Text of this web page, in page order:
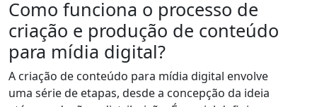
Como funciona o processo de
criação e produção de conteúdo
para mídia digital?
A criação de conteúdo para mídia digital envolve
uma série de etapas, desde a concepção da ideia